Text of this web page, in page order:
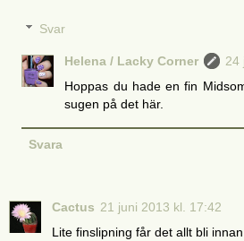
Svar
Helena / Lacky Corner
24
Hoppas du hade en fin
sugen på det här.
Svara
Cactus 21 juni 2013 kl. 17:42
Lite finslipning får det allt bli